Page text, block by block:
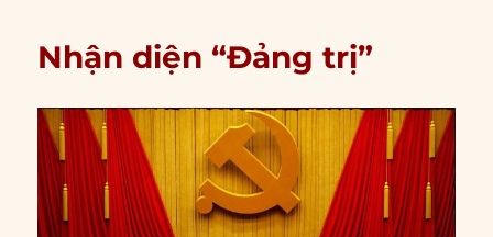
Nhận diện “Đảng trị”